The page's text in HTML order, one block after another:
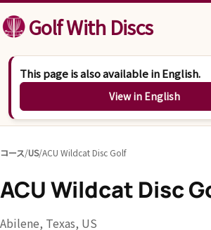
コンテンツへスキップ
Golf With Discs
This page is also available in English.
View in English
コース/US/ACU Wildcat Disc Golf
ACU Wildcat Disc
Abilene, Texas, US